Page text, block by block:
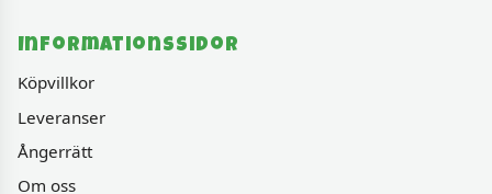
Informationssidor
Köpvillkor
Leveranser
Ångerrätt
Om oss